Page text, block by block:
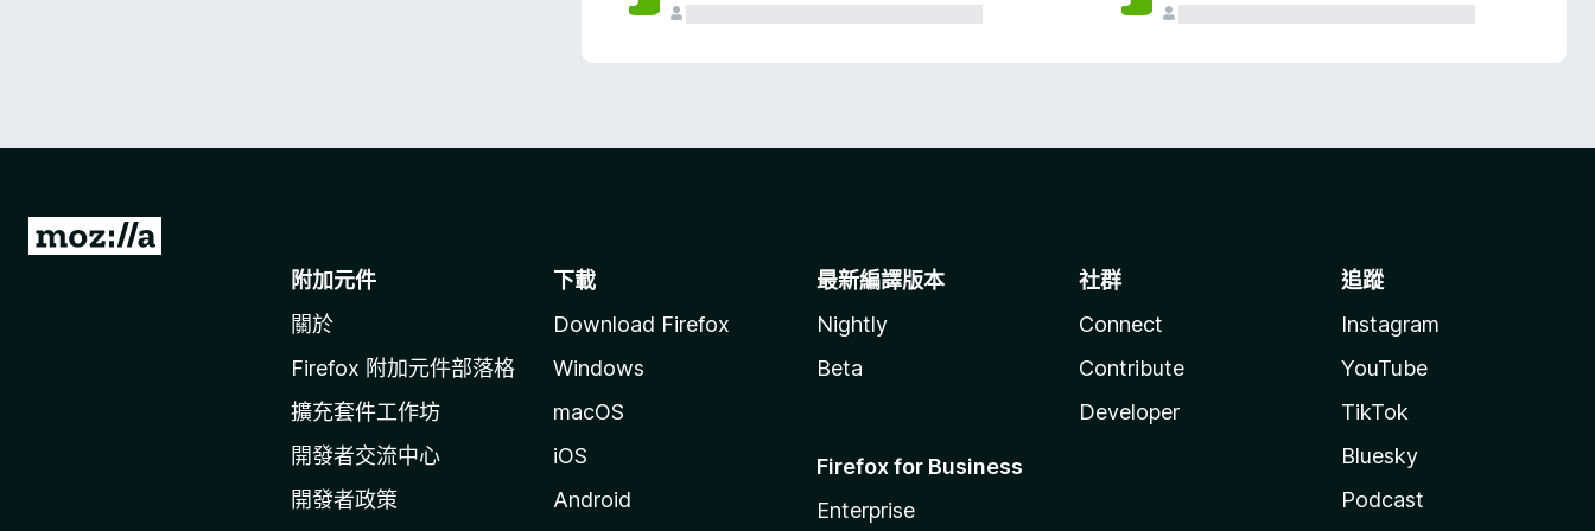
前
附加元件
關於
Firefox 附加元件部落格
擴充套件工作坊
開發者交流中心
開發者政策
下載
Download Firefox
Windows
macOS
iOS
Android
最新編譯版本
Nightly
Beta
Firefox for Business
Enterprise
社群
Connect
Contribute
Developer
追蹤
Instagram
YouTube
TikTok
Bluesky
Podcast